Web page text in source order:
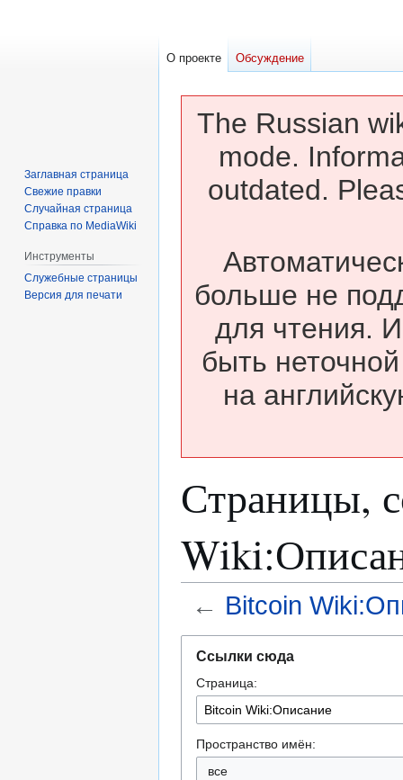
The Russian
mode.
outdated.
больше не
для чтения.
быть
на
Страницы,
← Bitcoin
навигации
поиску
Ссылки сюда
Страница:
Пространство имён:
все
О проекте Обсуждение
Заглавная страница
Свежие правки
Случайная страница
Справка по MediaWiki
Инструменты
Служебные страницы
Версия для печати